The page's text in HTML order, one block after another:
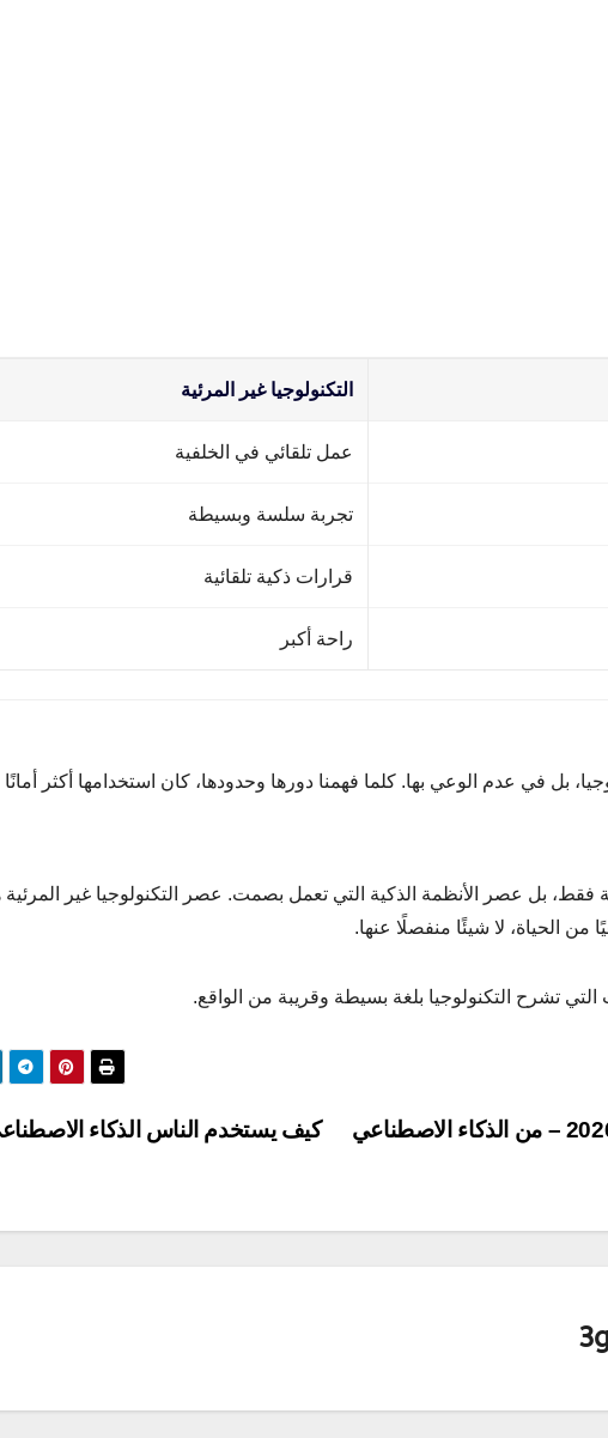
التكنولوجيا غير المرئية
عمل تلقائي في الخلفية
تجربة سلسة وبسيطة
قرارات ذكية تلقائية
راحة أكبر
بل في عدم الوعي بها. كلما فهمنا دورها وحدودها، كان استخدامها أكثر أمانًا
فقط، بل عصر الأنظمة الذكية التي تعمل بصمت. عصر التكنولوجيا غير المرئية
من الحياة، لا شيئًا منفصلًا عنها.
كيف يستخدم الناس الذكاء
أهم توجهات التكنولوجيا 2026 – من الذكاء الاصطناعي